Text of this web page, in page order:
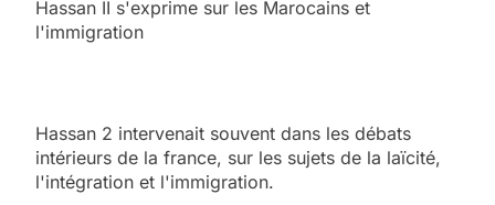
Hassan II s'exprime sur les Marocains et
l'immigration
Hassan 2 intervenait souvent dans les débats
intérieurs de la france, sur les sujets de la laïcité,
l'intégration et l'immigration.